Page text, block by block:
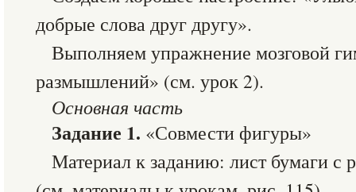
добрые слова друг другу».
Выполняем упражнение мозговой
размышлений» (см. урок 2).
Основная часть
Задание 1. «Совмести фигуры»
Материал к заданию: лист бумаги с